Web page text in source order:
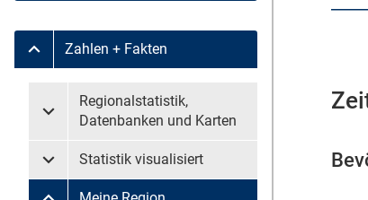
Untermenü Zahlen + Fakten
Zahlen + Fakten
Untermenü überspringen
Untermenü Regionalstatistik, Datenbanken und
Regionalstatistik,
Datenbanken und Karten
Untermenü Statistik visualisiert
Statistik visualisiert